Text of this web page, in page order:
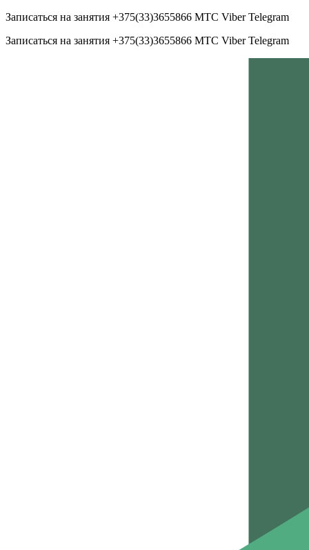
Записаться на занятия +375(33)365­58­66 МТС Viber Telegram
Записаться на занятия +375(33)365­58­66 МТС Viber Telegram